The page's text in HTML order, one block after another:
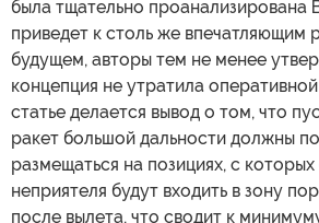
была тщательно проанализирована
приведет к столь же впечатляющим
будущем, авторы тем не менее
концепция не утратила
статье делается вывод о том, что
ракет большой дальности должны
размещаться на позициях, с
неприятеля будут входить в зону
после вылета, что сводит к